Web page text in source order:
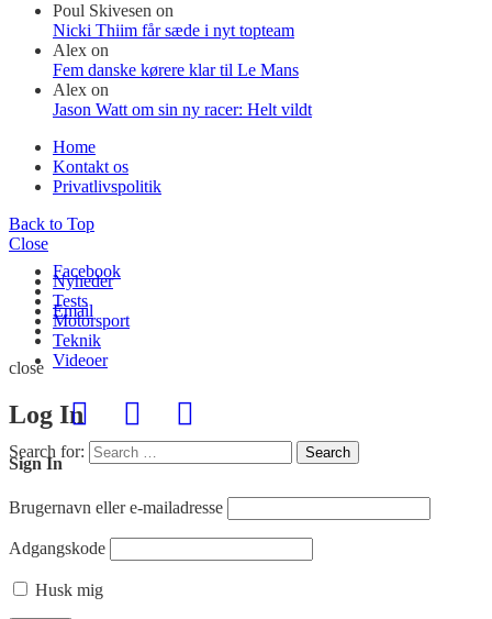
Poul Skivesen on
Nicki Thiim får sæde i nyt topteam
Alex on
Fem danske kørere klar til Le Mans
Alex on
Jason Watt om sin ny racer: Helt vildt
Home
Kontakt os
Privatlivspolitik
Back to Top
Close
Nyheder
Tests
Motorsport
Teknik
Videoer
Search for: Search
Facebook
Email
close
Log In
Sign In
Brugernavn eller e-mailadresse
Adgangskode
Husk mig